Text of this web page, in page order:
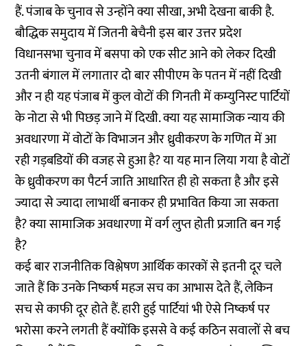
हैं. पंजाब के चुनाव से उन्होंने क्या सीखा, अभी देखना बाकी है.
बौद्धिक समुदाय में जितनी बेचैनी इस बार उत्तर प्रदेश
विधानसभा चुनाव में बसपा को एक सीट आने को लेकर दिखी
उतनी बंगाल में लगातार दो बार सीपीएम के पतन में नहीं दिखी
और न ही यह पंजाब में कुल वोटों की गिनती में कम्‍युनिस्‍ट पार्टियों
के नोटा से भी पिछड़ जाने में दिखी. क्या यह सामाजिक न्याय की
अवधारणा में वोटों के विभाजन और ध्रुवीकरण के गणित में आ
रही गड़बडियों की वजह से हुआ है? या यह मान लिया गया है वोटों
के ध्रुवीकरण का पैटर्न जाति आधारित ही हो सकता है और इसे
ज्यादा से ज्यादा लाभार्थी बनाकर ही प्रभावित किया जा सकता
है? क्या सामाजिक अवधारणा में वर्ग लुप्त होती प्रजाति बन गई
है?
कई बार राजनीतिक विश्लेषण आर्थिक कारकों से इतनी दूर चले
जाते हैं कि उनके निष्कर्ष महज सच का आभास देते हैं, लेकिन
सच से काफी दूर होते हैं. हारी हुई पार्टियां भी ऐसे निष्कर्ष पर
भरोसा करने लगती हैं क्योंकि इससे वे कई कठिन सवालों से बच